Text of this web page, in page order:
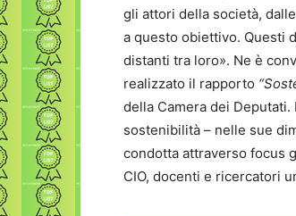
gli attori della società,
a questo obiettivo. Questi
distanti tra loro». Ne è
realizzato il rapporto
della Camera dei
sostenibilità – nelle sue
condotta attraverso focus
CIO, docenti e ricercatori